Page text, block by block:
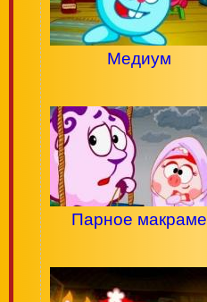
Медиум
Парное макраме